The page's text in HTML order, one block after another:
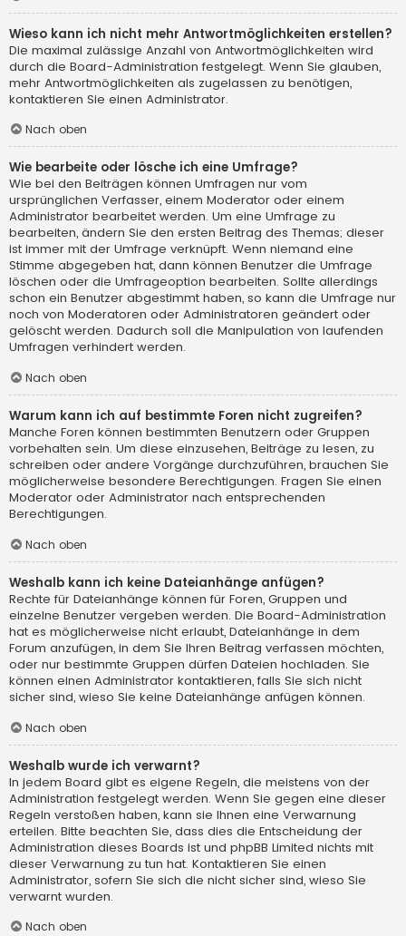
Wieso kann ich nicht mehr Antwortmöglichkeiten erstellen?
Die maximal zulässige Anzahl von Antwortmöglichkeiten wird
durch die Board-Administration festgelegt. Wenn Sie glauben,
mehr Antwortmöglichkeiten als zugelassen zu benötigen,
kontaktieren Sie einen Administrator.
Nach oben
Wie bearbeite oder lösche ich eine Umfrage?
Wie bei den Beiträgen können Umfragen nur vom
ursprünglichen Verfasser, einem Moderator oder einem
Administrator bearbeitet werden. Um eine Umfrage zu
bearbeiten, ändern Sie den ersten Beitrag des Themas; dieser
ist immer mit der Umfrage verknüpft. Wenn niemand eine
Stimme abgegeben hat, dann können Benutzer die Umfrage
löschen oder die Umfrageoption bearbeiten. Sollte allerdings
schon ein Benutzer abgestimmt haben, so kann die Umfrage nur
noch von Moderatoren oder Administratoren geändert oder
gelöscht werden. Dadurch soll die Manipulation von laufenden
Umfragen verhindert werden.
Nach oben
Warum kann ich auf bestimmte Foren nicht zugreifen?
Manche Foren können bestimmten Benutzern oder Gruppen
vorbehalten sein. Um diese einzusehen, Beiträge zu lesen, zu
schreiben oder andere Vorgänge durchzuführen, brauchen Sie
möglicherweise besondere Berechtigungen. Fragen Sie einen
Moderator oder Administrator nach entsprechenden
Berechtigungen.
Nach oben
Weshalb kann ich keine Dateianhänge anfügen?
Rechte für Dateianhänge können für Foren, Gruppen und
einzelne Benutzer vergeben werden. Die Board-Administration
hat es möglicherweise nicht erlaubt, Dateianhänge in dem
Forum anzufügen, in dem Sie Ihren Beitrag verfassen möchten,
oder nur bestimmte Gruppen dürfen Dateien hochladen. Sie
können einen Administrator kontaktieren, falls Sie sich nicht
sicher sind, wieso Sie keine Dateianhänge anfügen können.
Nach oben
Weshalb wurde ich verwarnt?
In jedem Board gibt es eigene Regeln, die meistens von der
Administration festgelegt werden. Wenn Sie gegen eine dieser
Regeln verstoßen haben, kann sie Ihnen eine Verwarnung
erteilen. Bitte beachten Sie, dass dies die Entscheidung der
Administration dieses Boards ist und phpBB Limited nichts mit
dieser Verwarnung zu tun hat. Kontaktieren Sie einen
Administrator, sofern Sie sich die nicht sicher sind, wieso Sie
verwarnt wurden.
Nach oben